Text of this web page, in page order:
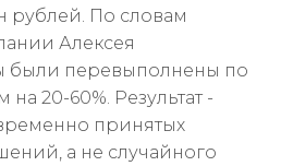
рублей. По словам
Алексея
были перевыполнены по
20-60%. Результат -
принятых
а не случайного